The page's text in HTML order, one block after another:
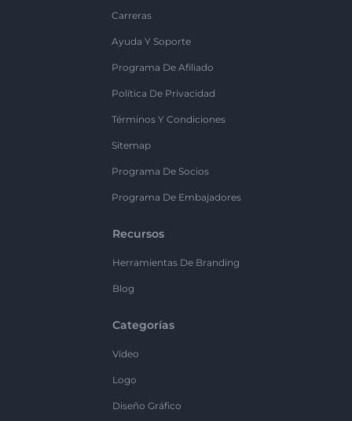
Carreras
Ayuda Y Soporte
Programa De Afiliado
Política De Privacidad
Términos Y Condiciones
Sitemap
Programa De Socios
Programa De Embajadores
Recursos
Herramientas De Branding
Blog
Categorías
Vídeo
Logo
Diseño Gráfico